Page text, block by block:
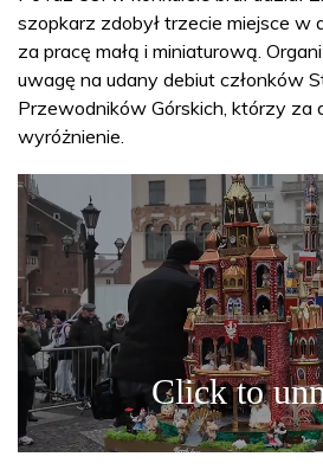
szopkarz zdobył trzecie miejsce w
za pracę małą i miniaturową.
uwagę na udany debiut członków
Przewodników Górskich, którzy za
wyróżnienie.